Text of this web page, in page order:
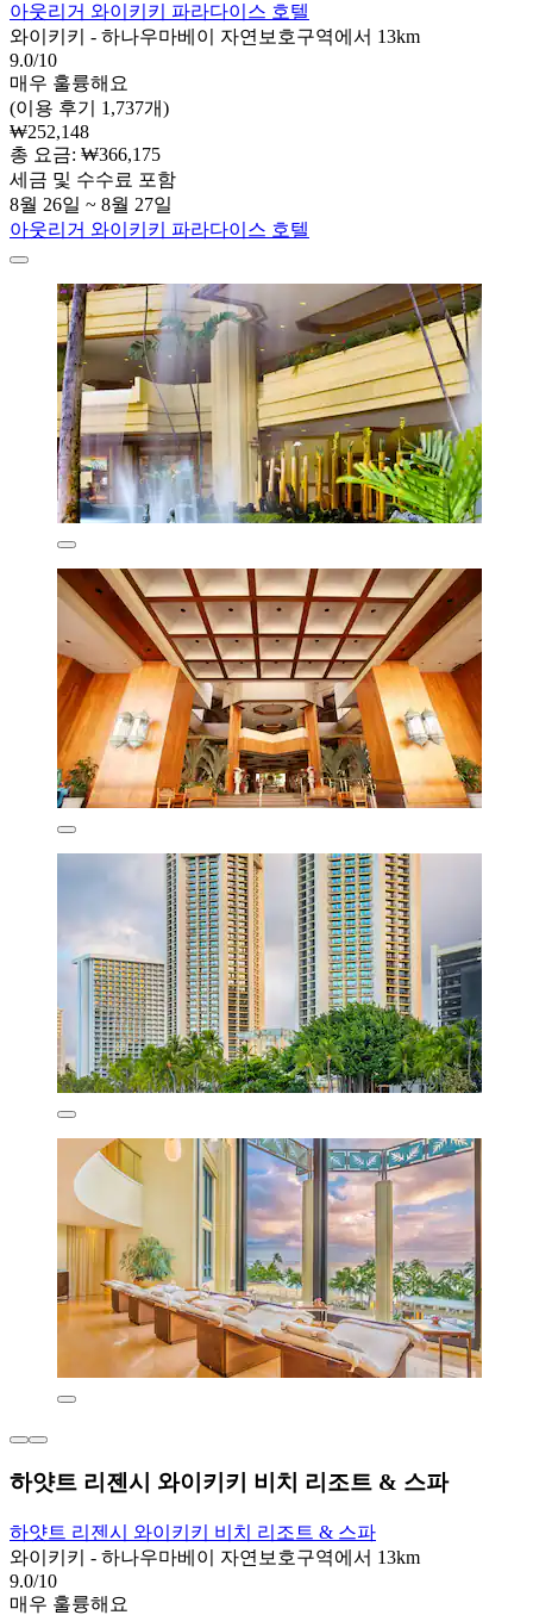
아웃리거 와이키키 파라다이스 호텔
와이키키 - 하나우마베이 자연보호구역에서 13km
9.0/10
매우 훌륭해요
(이용 후기 1,737개)
₩252,148
총 요금: ₩366,175
세금 및 수수료 포함
8월 26일 ~ 8월 27일
아웃리거 와이키키 파라다이스 호텔
하얏트 리젠시 와이키키 비치 리조트 & 스파
하얏트 리젠시 와이키키 비치 리조트 & 스파
와이키키 - 하나우마베이 자연보호구역에서 13km
9.0/10
매우 훌륭해요